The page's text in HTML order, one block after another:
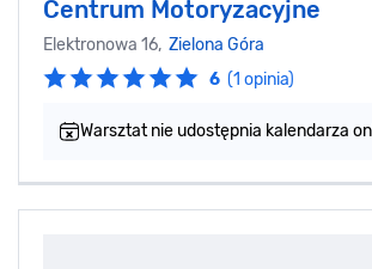
Centrum Motoryzacyjne
Elektronowa 16, Zielona Góra
6 (1 opinia)
Warsztat nie udostępnia kalendarza